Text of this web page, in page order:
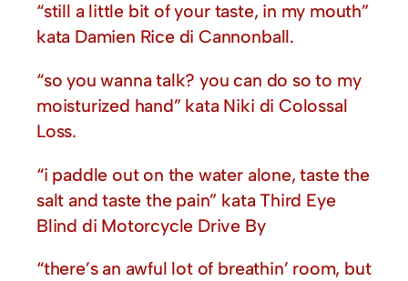
“still a little bit of your taste, in my mouth”
kata Damien Rice di Cannonball.
“so you wanna talk? you can do so to my
moisturized hand” kata Niki di Colossal
Loss.
“i paddle out on the water alone, taste the
salt and taste the pain” kata Third Eye
Blind di Motorcycle Drive By
“there’s an awful lot of breathin’ room, but